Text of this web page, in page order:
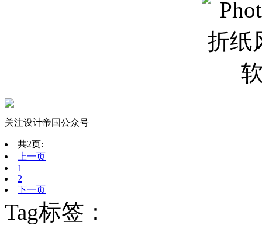
关注设计帝国公众号
共2页:
上一页
1
2
下一页
Tag标签：